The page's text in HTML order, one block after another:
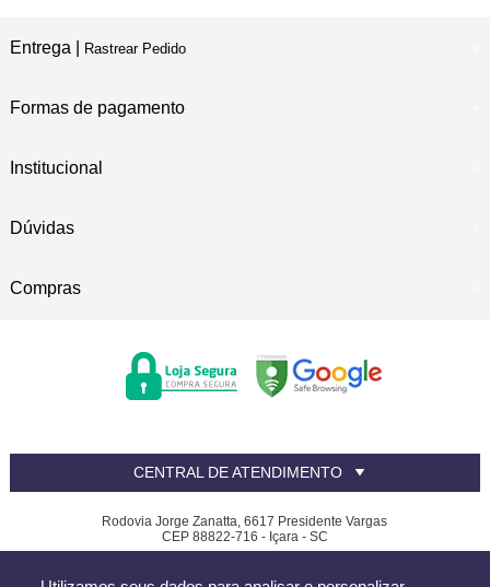
Entrega | Rastrear Pedido
Formas de pagamento
Institucional
Dúvidas
Compras
CENTRAL DE ATENDIMENTO
Rodovia Jorge Zanatta, 6617 Presidente Vargas
CEP 88822-716 - Içara - SC